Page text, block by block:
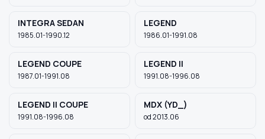
Szukaj pasujących części
Anuluj
INTEGRA SEDAN
1985.01-1990.12
LEGEND
1986.01-1991.08
LEGEND COUPE
1987.01-1991.08
LEGEND II
1991.08-1996.08
LEGEND II COUPE
1991.08-1996.08
MDX (YD_)
od 2013.06